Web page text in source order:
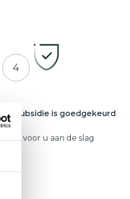
4
uw subsidie is goedgekeurd
voor u aan de slag